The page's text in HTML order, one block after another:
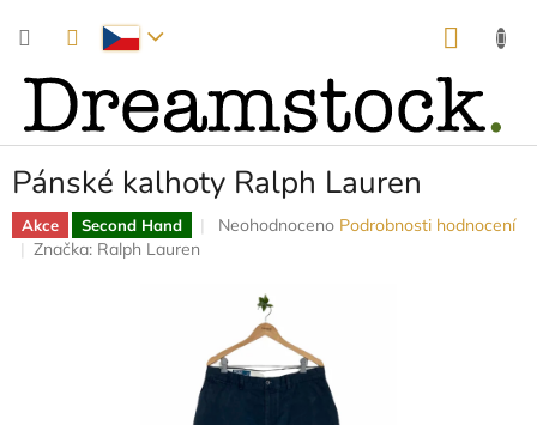
Pánské kalhoty Ralph Lauren
Akce Second Hand
Průměrné
5
hvězdiček.
Neohodnoceno Podrobnosti hodnocení
Značka: Ralph Lauren